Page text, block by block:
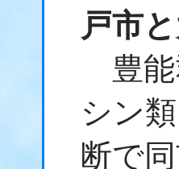
戸市
豊能
シン
断で